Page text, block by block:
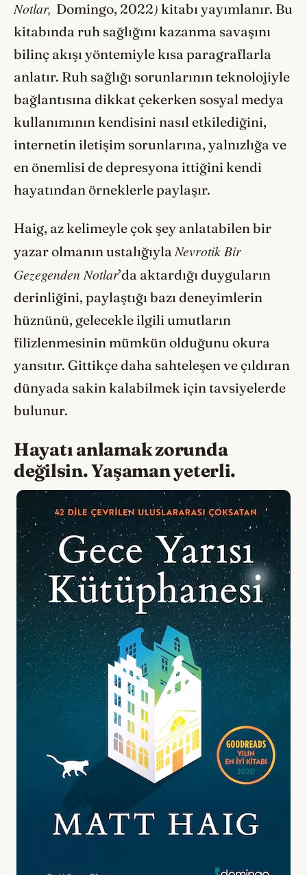
Notlar, Domingo, 2022) kitabı yayımlanır. Bu
kitabında ruh sağlığını kazanma savaşını
bilinç akışı yöntemiyle kısa paragraflarla
anlatır. Ruh sağlığı sorunlarının teknolojiyle
bağlantısına dikkat çekerken sosyal medya
kullanımının kendisini nasıl etkilediğini,
internetin iletişim sorunlarına, yalnızlığa ve
en önemlisi de depresyona ittiğini kendi
hayatından örneklerle paylaşır.
Haig, az kelimeyle çok şey anlatabilen bir
yazar olmanın ustalığıylaNevrotik Bir
Gezegenden Notlar’da aktardığı duyguların
derinliğini, paylaştığı bazı deneyimlerin
hüznünü, gelecekle ilgili umutların
filizlenmesinin mümkün olduğunu okura
yansıtır. Gittikçe daha sahteleşen ve çıldıran
dünyada sakin kalabilmek için tavsiyelerde
bulunur.
Hayatı anlamak zorunda
değilsin. Yaşaman yeterli.